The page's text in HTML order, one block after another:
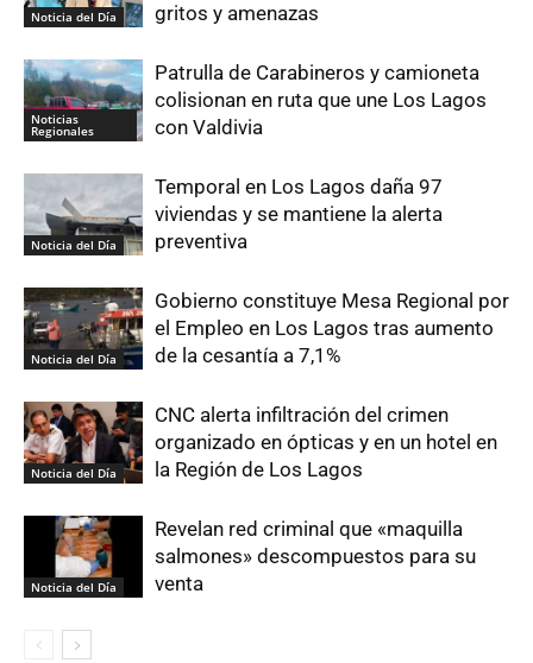
Noticia del Día
gritos y amenazas
Noticias
Regionales
Patrulla de Carabineros y camioneta
colisionan en ruta que une Los Lagos
con Valdivia
Noticia del Día
Temporal en Los Lagos daña 97
viviendas y se mantiene la alerta
preventiva
Noticia del Día
Gobierno constituye Mesa Regional por
el Empleo en Los Lagos tras aumento
de la cesantía a 7,1%
Noticia del Día
CNC alerta infiltración del crimen
organizado en ópticas y en un hotel en
la Región de Los Lagos
Noticia del Día
Revelan red criminal que «maquilla
salmones» descompuestos para su
venta